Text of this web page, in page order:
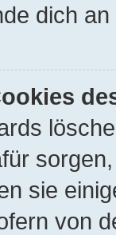
dich
sie
von